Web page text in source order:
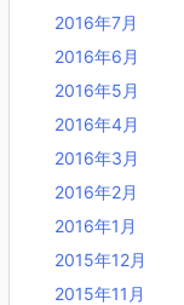
2016年7月
2016年6月
2016年5月
2016年4月
2016年3月
2016年2月
2016年1月
2015年12月
2015年11月